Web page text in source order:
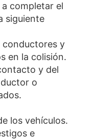
completar el
siguiente
conductores y
en la colisión.
y del
o
los vehículos.
e